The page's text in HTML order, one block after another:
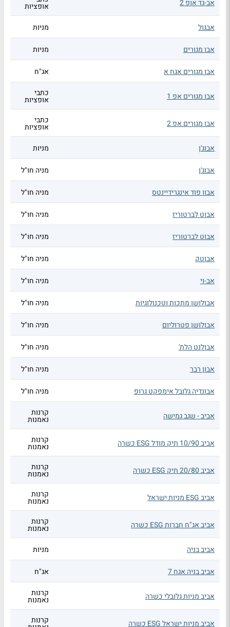
אב-גד אופ 2
אופציות
אבגול
מניות
אבו מגורים מניות
אבו מגורים אגח א אג"ח
אבו מגורים אפ 1 כתבי
אופציות
אבו מגורים אפ 2 כתבי
אופציות
אבוג'ן
מניות
אבוג'ן מניה חו"ל
אבוו פוד אינגרידיינטס מניה חו"ל
אבוט לברטוריז מניה חו"ל
אבוט לברטוריז מניה חו"ל
אבוטק מניה חו"ל
אב-וי מניה חו"ל
אבולושן מתכות וטכנולוגיות מניה חו"ל
אבולושן פטרוליום מניה חו"ל
אבולנט הלת' מניה חו"ל
אבון רבר מניה חו"ל
אבונדיה גלובל אימפקט גרופ מניה חו"ל
אביב - שגב גמישה קרנות
נאמנות
אביב 10/90 תיק מודל ESG כשרה קרנות
נאמנות
אביב 20/80 תיק ESG כשרה קרנות
נאמנות
אביב ESG מניות ישראל קרנות
נאמנות
אביב אג"ח חברות ESG כשרה קרנות
נאמנות
אביב בניה
מניות
אביב בניה אגח 7 אג"ח
אביב מניות גלובלי כשרה קרנות
נאמנות
אביב מניות ישראל ESG כשרה קרנות